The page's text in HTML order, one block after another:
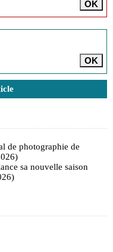
de photographie de
sa nouvelle saison